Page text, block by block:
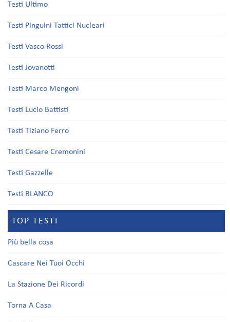
Testi Ultimo
Testi Pinguini Tattici Nucleari
Testi Vasco Rossi
Testi Jovanotti
Testi Marco Mengoni
Testi Lucio Battisti
Testi Tiziano Ferro
Testi Cesare Cremonini
Testi Gazzelle
Testi BLANCO
TOP TESTI
Più bella cosa
Cascare Nei Tuoi Occhi
La Stazione Dei Ricordi
Torna A Casa